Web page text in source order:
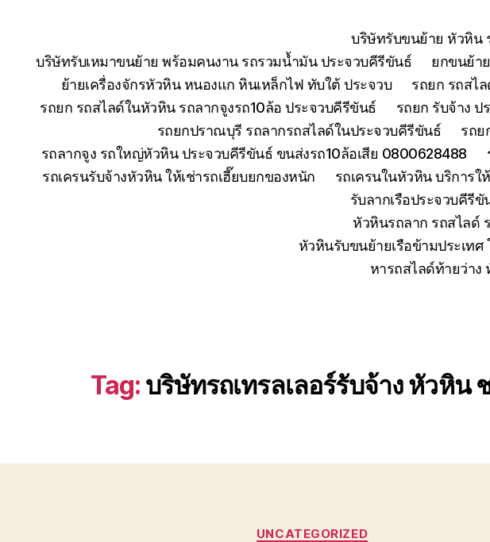
บริษัทรับขนย้าย หัวหิน
บริษัทรับเหมาขนย้าย พร้อมคนงาน รถรวมน้ำมัน ประจวบคีรีขันธ์
ยกขนย้า
ย้ายเครื่องจักรหัวหิน หนองแก หินเหล็กไฟ ทับใต้ ประจวบ
รถยก รถสไ
รถยก รถสไลด์ในหัวหิน รถลากจูงรถ10ล้อ ประจวบคีรีขันธ์
รถยก รับจ้าง ป
รถยกปราณบุรี รถลากรถสไลด์ในประจวบคีรีขันธ์
รถย
รถลากจูง รถใหญ่หัวหิน ประจวบคีรีขันธ์ ขนส่งรถ10ล้อเสีย 0800628488
รถเครนรับจ้างหัวหิน ให้เช่ารถเฮี๊ยบยกของหนัก
รถเครนในหัวหิน บริการ
รับลากเรือประจวบคีรี
หัวหินรถลาก รถสไลด์
หัวหินรับขนย้ายเรือข้ามประเท
หารถสไลด์ท้ายว่า
Tag: บริษัทรถเทรลเลอร์รับจ้าง หัวหิน
Categories
UNCATEGORIZED